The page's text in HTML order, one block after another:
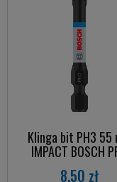
Klinga bit PH3 55
IMPACT BOSCH
8,50 zł